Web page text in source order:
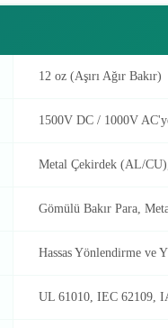
12 oz (Aşırı Ağır Bakır)
1500V DC / 1000V
Metal Çekirdek (AL/
Gömülü Bakır Para,
Hassas Yönlendirme ve
UL 61010, IEC 62109,